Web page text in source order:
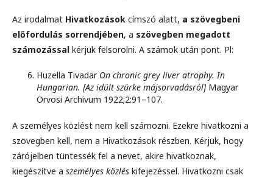
Az irodalmat Hivatkozások címszó alatt, a szövegbeni
előfordulás sorrendjében, a szövegben megadott
számozással kérjük felsorolni. A számok után pont. Pl:
Huzella Tivadar On chronic grey liver atrophy. In
Hungarian. [Az idült szürke májsorvadásról]Magyar
Orvosi Archivum 1922;2:91–107.
A személyes közlést nem kell számozni. Ezekre hivatkozni a
szövegben kell, nem a Hivatkozások részben. Kérjük, hogy
zárójelben tüntessék fel a nevet, akire hivatkoznak,
kiegészítve a személyes közlés kifejezéssel. Hivatkozni csak